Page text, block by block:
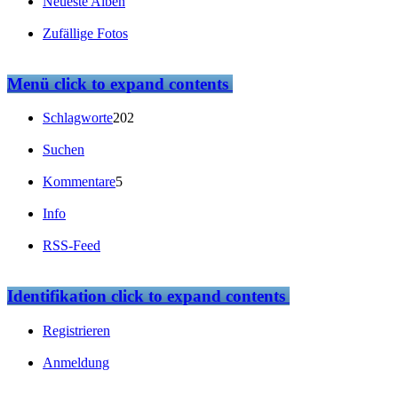
Zufällige Fotos
Menüclick to expand contents
Schlagworte202
Suchen
Kommentare5
Info
RSS-Feed
Identifikationclick to expand contents
Registrieren
Anmeldung